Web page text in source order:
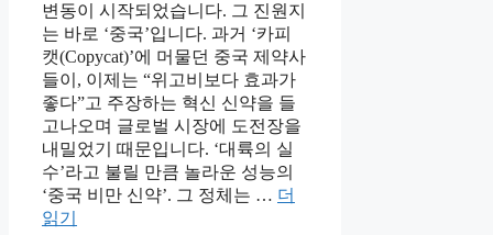
변동이 시작되었습니다. 그 진원지
는 바로 ‘중국’입니다. 과거 ‘카피
캣(Copycat)’에 머물던 중국 제약사
들이, 이제는 “위고비보다 효과가
좋다”고 주장하는 혁신 신약을 들
고나오며 글로벌 시장에 도전장을
내밀었기 때문입니다. ‘대륙의 실
수’라고 불릴 만큼 놀라운 성능의
‘중국 비만 신약’. 그 정체는 … 더
읽기